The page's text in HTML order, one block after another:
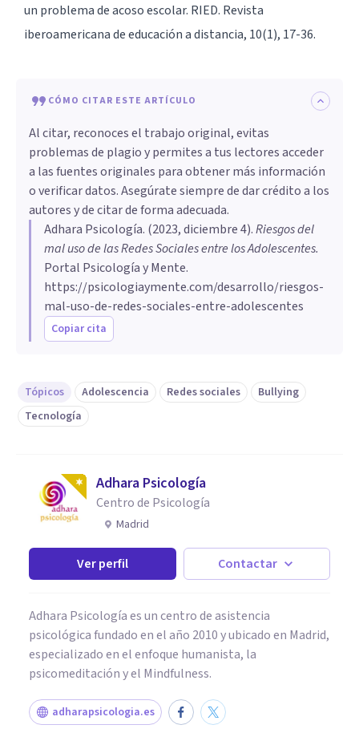
un problema de acoso escolar. RIED. Revista
iberoamericana de educación a distancia, 10(1), 17-36.
CÓMO CITAR ESTE ARTÍCULO
Al citar, reconoces el trabajo original, evitas
problemas de plagio y permites a tus lectores acceder
a las fuentes originales para obtener más información
o verificar datos. Asegúrate siempre de dar crédito a los
autores y de citar de forma adecuada.
Adhara Psicología. (2023, diciembre 4).Riesgos del
mal uso de las Redes Sociales entre los Adolescentes.
Portal Psicología y Mente.
https://psicologiaymente.com/desarrollo/riesgos-
mal-uso-de-redes-sociales-entre-adolescentes
Copiar cita
Tópicos Adolescencia Redes sociales
Bullying
Tecnología
Adhara Psicología
Centro de Psicología
Madrid
Ver perfil Contactar
Adhara Psicología es un centro de asistencia
psicológica fundado en el año 2010 y ubicado en Madrid,
especializado en el enfoque humanista, la
psicomeditación y el Mindfulness.
adharapsicologia.es